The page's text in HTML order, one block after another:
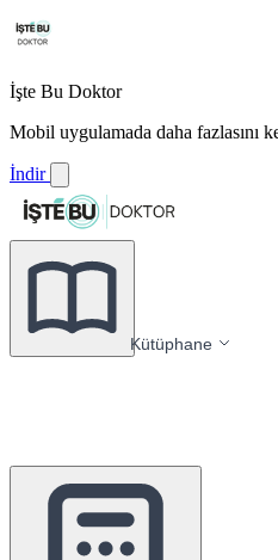
İşte Bu Doktor
Mobil uygulamada daha fazlasını
İndir
Kütüphane